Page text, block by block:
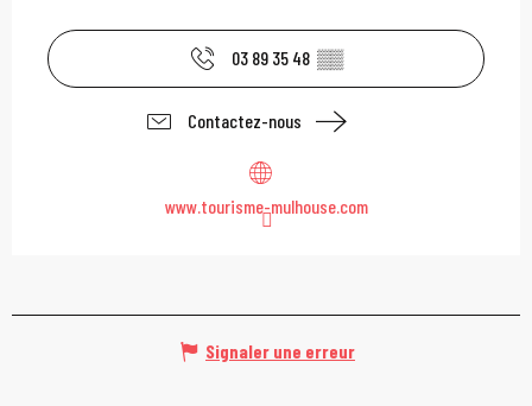
03 89 35 48 ▒▒
Contactez-nous
www.tourisme-mulhouse.com
Signaler une erreur